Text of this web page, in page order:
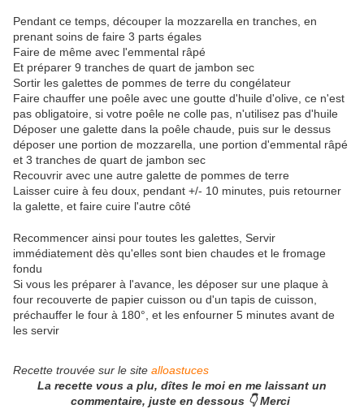
Pendant ce temps, découper la mozzarella en tranches, en
prenant soins de faire 3 parts égales
Faire de même avec l'emmental râpé
Et préparer 9 tranches de quart de jambon sec
Sortir les galettes de pommes de terre du congélateur
Faire chauffer une poêle avec une goutte d'huile d'olive, ce n'est
pas obligatoire, si votre poêle ne colle pas, n'utilisez pas d'huile
Déposer une galette dans la poêle chaude, puis sur le dessus
déposer une portion de mozzarella, une portion d'emmental râpé
et 3 tranches de quart de jambon sec
Recouvrir avec une autre galette de pommes de terre
Laisser cuire à feu doux, pendant +/- 10 minutes, puis retourner
la galette, et faire cuire l'autre côté
Recommencer ainsi pour toutes les galettes, Servir
immédiatement dès qu'elles sont bien chaudes et le fromage
fondu
Si vous les préparer à l'avance, les déposer sur une plaque à
four recouverte de papier cuisson ou d'un tapis de cuisson,
préchauffer le four à 180°, et les enfourner 5 minutes avant de
les servir
Recette trouvée sur le site alloastuces
La recette vous a plu, dîtes le moi en me laissant un
commentaire, juste en dessous 👇 Merci